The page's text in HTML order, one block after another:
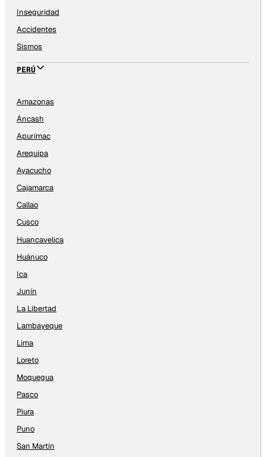
Inseguridad
Accidentes
Sismos
PERÚ
Amazonas
Áncash
Apurímac
Arequipa
Ayacucho
Cajamarca
Callao
Cusco
Huancavelica
Huánuco
Ica
Junín
La Libertad
Lambayeque
Lima
Loreto
Moquegua
Pasco
Piura
Puno
San Martín